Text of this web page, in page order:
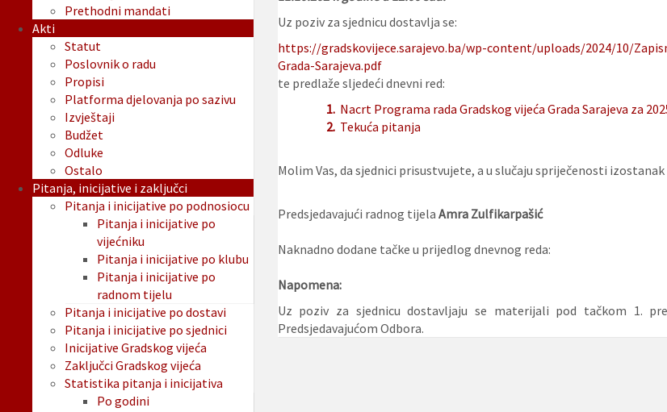
Uz poziv za sjednicu dostavlja se:
https://gradskovijece.sarajevo.ba/wp-content/uploads/2024/10/
Grada-Sarajeva.pdf
te predlaže sljedeći dnevni red:
1. Nacrt Programa rada Gradskog vijeća Grada Sarajeva za
2. Tekuća pitanja
Molim Vas, da sjednici prisustvujete, a u slučaju spriječenosti
Predsjedavajući radnog tijela Amra Zulfikarpašić
Naknadno dodane tačke u prijedlog dnevnog reda:
Napomena:
Uz poziv za sjednicu dostavljaju se materijali pod tačkom 1.
Predsjedavajućom Odbora.
Prethodni mandati
Akti
Statut
Poslovnik o radu
Propisi
Platforma djelovanja po sazivu
Izvještaji
Budžet
Odluke
Ostalo
Pitanja, inicijative i zaključci
Pitanja i inicijative po podnosiocu
Pitanja i inicijative po
vijećniku
Pitanja i inicijative po klubu
Pitanja i inicijative po
radnom tijelu
Pitanja i inicijative po dostavi
Pitanja i inicijative po sjednici
Inicijative Gradskog vijeća
Zaključci Gradskog vijeća
Statistika pitanja i inicijativa
Po godini